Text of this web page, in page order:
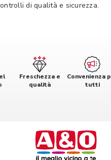
di qualità e sicurezza.
Freschezza e
qualità
Convenienza
tutti